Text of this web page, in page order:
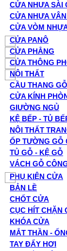
CỬA NHỰA SÀI
CỬA NHỰA
CỬA VÒM
CỬA PANÔ
CỬA PHẲNG
CỬA THÔNG
NỘI THẤT
CẦU THANG GỖ
CỬA KÍNH
GIƯỜNG NGỦ
KỆ BẾP - TỦ
NỘI THẤT
ỐP TƯỜNG GỖ
TỦ GỖ - KỆ GỖ
VÁCH GỖ
PHỤ KIỆN CỬA
BẢN LỀ
CHỐT CỬA
CỤC HÍT CHẶN
KHÓA CỬA
MẮT THẦN -
TAY ĐẨY HƠI